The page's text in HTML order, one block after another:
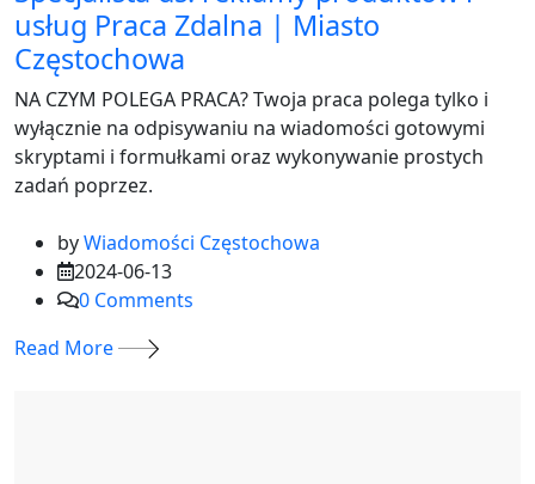
usług Praca Zdalna | Miasto
Częstochowa
NA CZYM POLEGA PRACA? Twoja praca polega tylko i
wyłącznie na odpisywaniu na wiadomości gotowymi
skryptami i formułkami oraz wykonywanie prostych
zadań poprzez.
byWiadomości Częstochowa
2024-06-13
0 Comments
Read More